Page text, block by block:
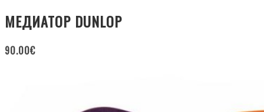
МЕДИАТОР DUNLOP
90.00€